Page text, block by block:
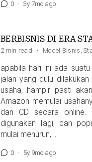
0 · 3y 7mo ago
BERBISNIS DI ERA
2 min read · Model Bisnis ,
apabila hari ini ada
jalan yang dulu
usaha, hampir pasti
Amazon memulai
dan CD secara online.
digunakan Iagi, dan
mulai menurun, …
0 · 5y 9mo ago